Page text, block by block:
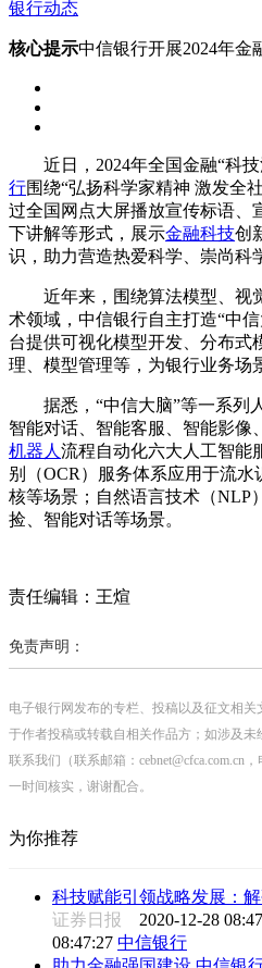
银行动态
核心提示中信银行开展2024年金
近日，2024年全国金融“科技
行围绕“弘扬科学家精神 激发全
过全国网点大屏播放宣传标语、
下讲解等形式，展示金融科技创
识，助力营造热爱科学、崇尚科
近年来，围绕算法模型、视
术领域，中信银行自主打造“中
台提供可视化模型开发、分布式
理、模型管理等，为银行业务场
据悉，“中信大脑”等一系列
智能对话、智能客服、智能影像
机器人 流程自动化六大人工智能
别（OCR）服务体系应用于流
核等场景；自然语言技术（NLP
捡、智能对话等场景。
责任编辑：王煊
免责声明：
电子银行网发布的专栏、投稿以及征文相
于作者投稿或转载自相关作品方；如涉及
联系我们（联系邮箱：cebnet@cfca.com.cn
一时间核实，谢谢配合。
为你推荐
科技赋能引领战略发展：
证券日报 2020-12-28
08:47:27 中信银行